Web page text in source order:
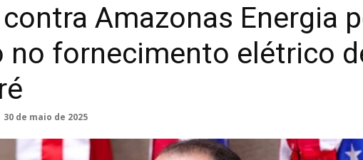
Amazonas Energia
no fornecimento elétrico
30 de maio de 2025